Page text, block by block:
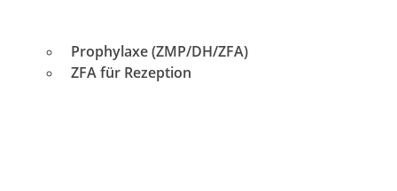
Prophylaxe (ZMP/DH/ZFA)
ZFA für Rezeption